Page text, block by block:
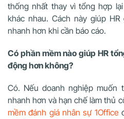
thống nhất thay vì tổng hợp
khác nhau. Cách này giúp
nhanh hơn khi cần báo cáo.
Có phần mềm nào giúp HR
động hơn không?
Có. Nếu doanh nghiệp muốn
nhanh hơn và hạn chế làm thủ
mềm đánh giá nhân sự 1Office